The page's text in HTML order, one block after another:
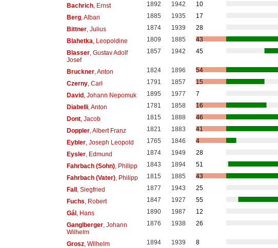
Bachrich, Ernst 1892 1942
10
Berg, Alban 1885 1935
17
Bittner, Julius 1874 1939
28
Blahetka , Leopoldine 1809 1885
43
Blasser, Gustav Adolf
Josef
1857 1942 45
Bruckner, Anton 1824 1896
54
Czerny, Carl 1791 1857
15
David, Johann Nepomuk 1895 1977
7
Diabelli, Anton 1781 1858
16
Dont, Jacob 1815 1888
46
Doppler, Albert Franz 1821 1883
41
Eybler, Joseph Leopold 1765 1846
4
Eysler, Edmund 1874 1949
28
Fahrbach (Sohn), Philipp 1843 1894
51
Fahrbach (Vater), Philipp 1815 1885
43
Fall, Siegfried 1877 1943
25
Fuchs , Robert 1847 1927
55
Gál, Hans 1890 1987
12
Ganglberger, Johann
Wilhelm
1876 1938 26
Grosz, Wilhelm 1894 1939
8